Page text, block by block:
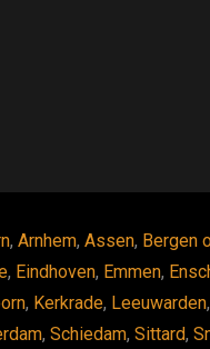
, Arnhem, Assen, Bergen
, Eindhoven, Emmen,
, Kerkrade, Leeuwarden,
, Schiedam, Sittard,